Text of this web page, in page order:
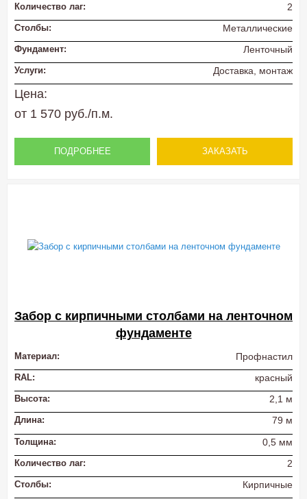
Количество лаг: 2
Столбы: Металлические
Фундамент: Ленточный
Услуги: Доставка, монтаж
Цена:
от 1 570 руб./п.м.
ПОДРОБНЕЕ ЗАКАЗАТЬ
Забор с кирпичными столбами на ленточном
фундаменте
Материал: Профнастил
RAL: красный
Высота: 2,1 м
Длина: 79 м
Толщина: 0,5 мм
Количество лаг: 2
Столбы: Кирпичные